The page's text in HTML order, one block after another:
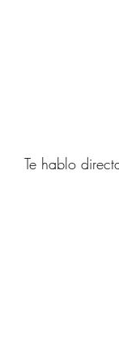
Te hablo